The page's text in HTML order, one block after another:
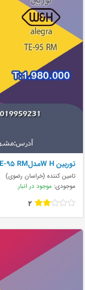
توربین W HمدلTE-95 RM
تامین کننده (خراسان رضوی)
موجودی: موجود در انبار
2